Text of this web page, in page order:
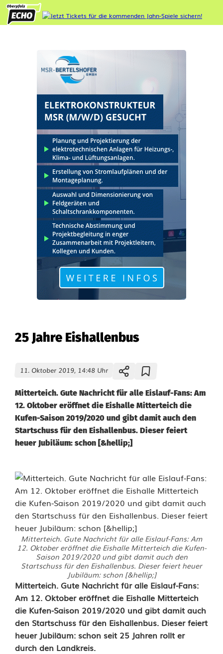
25 Jahre Eishallenbus
11. Oktober 2019, 14:48 Uhr
Mitterteich. Gute Nachricht für alle Eislauf-Fans: Am
12. Oktober eröffnet die Eishalle Mitterteich die
Kufen-Saison 2019/2020 und gibt damit auch den
Startschuss für den Eishallenbus. Dieser feiert
heuer Jubiläum: schon [&hellip;]
Mitterteich. Gute Nachricht für alle Eislauf-Fans: Am
12. Oktober eröffnet die Eishalle Mitterteich die Kufen-
Saison 2019/2020 und gibt damit auch den
Startschuss für den Eishallenbus. Dieser feiert heuer
Jubiläum: schon [&hellip;]
2
5
J
a
Mitterteich. Gute Nachricht für alle Eislauf-Fans:
Am 12. Oktober eröffnet die Eishalle Mitterteich
die Kufen-Saison 2019/2020 und gibt damit auch
den Startschuss für den Eishallenbus. Dieser feiert
heuer Jubiläum: schon seit 25 Jahren rollt er
durch den Landkreis.